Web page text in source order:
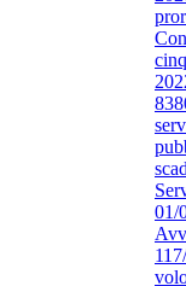
01/